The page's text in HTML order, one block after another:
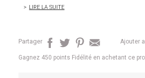
LIRE LA SUITE
Partager Ajouter
Gagnez 450 points Fidélité en achetant ce